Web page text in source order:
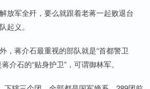
放军全歼，要么就跟着老蒋一起败退台
起义。
，蒋介石最重视的部队就是“首都警卫
介石的“贴身护卫”，可谓御林军。